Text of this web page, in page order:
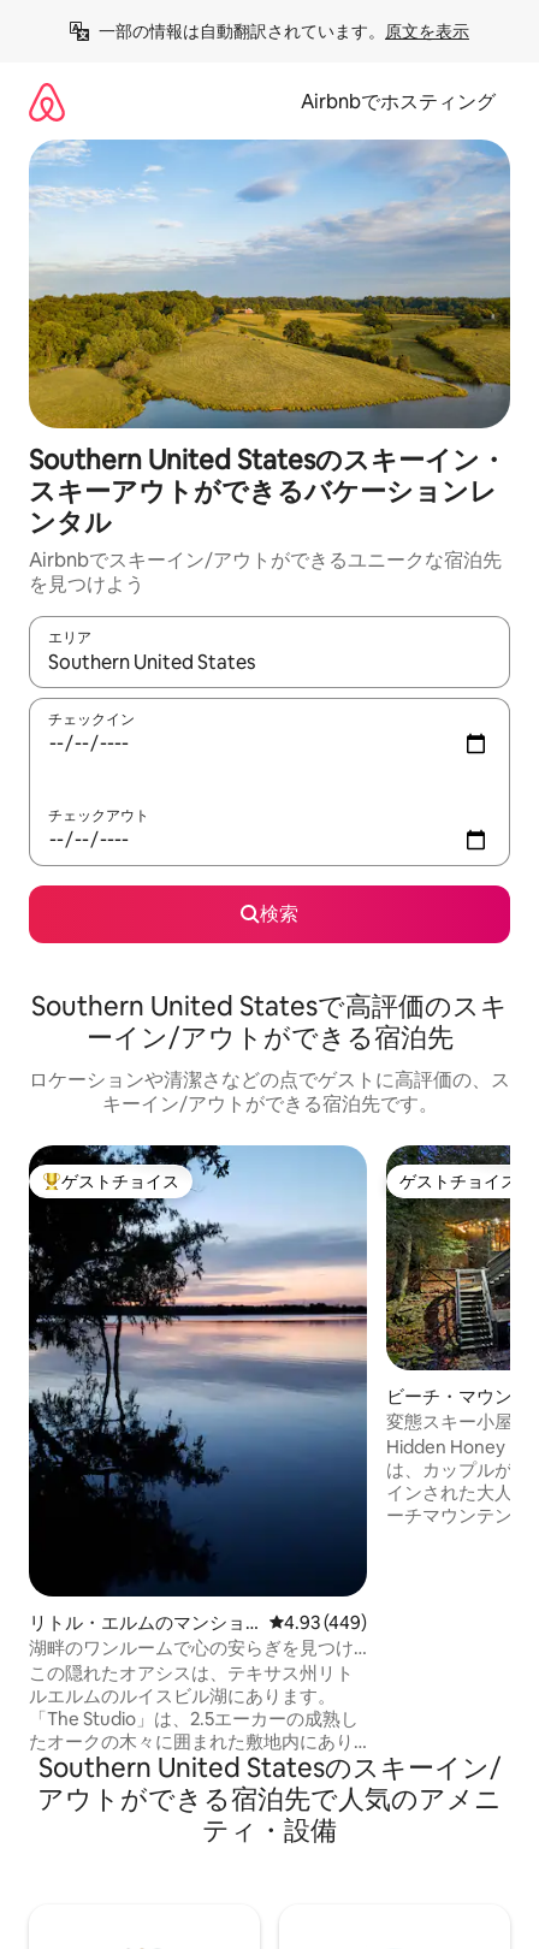
一部の情報は自動翻訳されています。 原文を表示
Airbnbでホスティング
Southern United Statesのスキーイン・
スキーアウトができるバケーションレ
ンタル
Airbnbでスキーイン/アウトができるユニークな宿泊先
を見つけよう
エリア
検索結果が表示されたら、上下の矢印キーを使って移動するか
チェックイン
チェックアウト
検索
Southern United Statesで高評価のスキ
ーイン/アウトができる宿泊先
ロケーションや清潔さなどの点でゲストに高評価の、ス
キーイン/アウトができる宿泊先です。
大好評のゲストチョイスです。
ゲストチョイス
リトル・エルムのマンショ
ン・アパート
レビュー449件、5つ星中4.93つ
4.93 (449)
湖畔のワンルームで心の安らぎを見つけ
よう
この隠れたオアシスは、テキサス州リト
ルエルムのルイスビル湖にあります。
「The Studio」は、2.5エーカーの成熟し
たオークの木々に囲まれた敷地内にあり
ます。ほとんどの方が、リセットした
り、時間を巻き戻したり、充電したりす
るために来られます。疲れた心のための
休息を求めています。もし、お探しのも
ゲストチョイス
ゲストチョイス
ビーチ・マウンテ
ハウス
変態スキー小屋 |
BDSMをテーマに
Hidden Honey
は、カップルが再
インされた大人専
ーチマウンテン・
す。寒い時期は四
めします。
Southern United Statesのスキーイン/
アウトができる宿泊先で人気のアメニ
ティ・設備